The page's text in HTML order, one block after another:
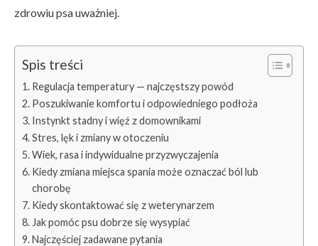
zdrowiu psa uważniej.
Spis treści
Regulacja temperatury — najczęstszy powód
Poszukiwanie komfortu i odpowiedniego podłoża
Instynkt stadny i więź z domownikami
Stres, lęk i zmiany w otoczeniu
Wiek, rasa i indywidualne przyzwyczajenia
Kiedy zmiana miejsca spania może oznaczać ból lub
chorobę
Kiedy skontaktować się z weterynarzem
Jak pomóc psu dobrze się wysypiać
Najczęściej zadawane pytania